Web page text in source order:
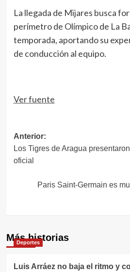
La llegada de Mijares busca
perímetro de Olímpico de La
temporada, aportando su
de conducción al equipo.
Ver fuente
Navegación
de
Anterior:
Los Tigres de Aragua
oficial
Paris Saint-Germain es
Más historias
Deportes
Luis Arráez no baja el ritmo y